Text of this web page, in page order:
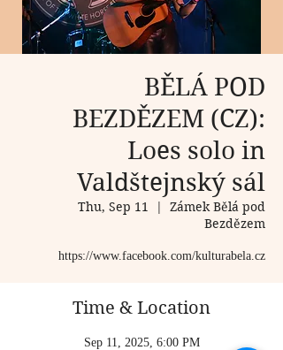
BĚLÁ POD
BEZDĚZEM (CZ):
Loes solo in
Valdštejnský sál
Thu, Sep 11
  |
Zámek Bělá pod
Bezdězem
https://www.facebook.com/kulturabela.cz
Time & Location
Sep 11, 2025, 6:00 PM